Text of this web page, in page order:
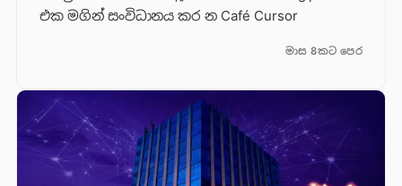
එක මගින් සංවිධානය කර න Café Cursor
මාස 8කට පෙර